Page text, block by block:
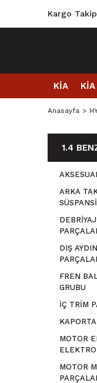
Kargo Takip
KİA
Anasayfa
1.4
ARKA
DIŞ
FREN
GRUBU
İÇ TRİM
MOTOR
MOTOR